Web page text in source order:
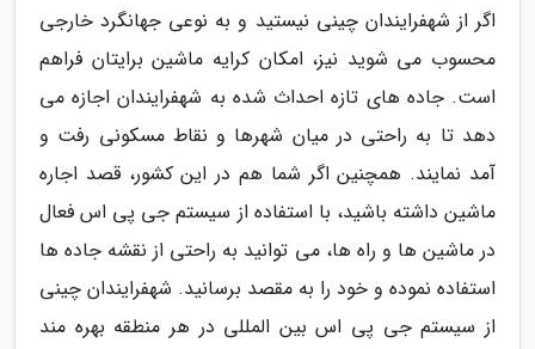
اگر از شهفرایندان چینی نیستید و به نوعی جهانگرد خارجی
محسوب می شوید نیز، امکان کرایه ماشین برایتان فراهم
است. جاده های تازه احداث شده به شهفرایندان اجازه می
دهد تا به راحتی در میان شهرها و نقاط مسکونی رفت و
آمد نمایند. همچنین اگر شما هم در این کشور، قصد اجاره
ماشین داشته باشید، با استفاده از سیستم جی پی اس فعال
در ماشین ها و راه ها، می توانید به راحتی از نقشه جاده ها
استفاده نموده و خود را به مقصد برسانید. شهفرایندان چینی
از سیستم جی پی اس بین المللی در هر منطقه بهره مند